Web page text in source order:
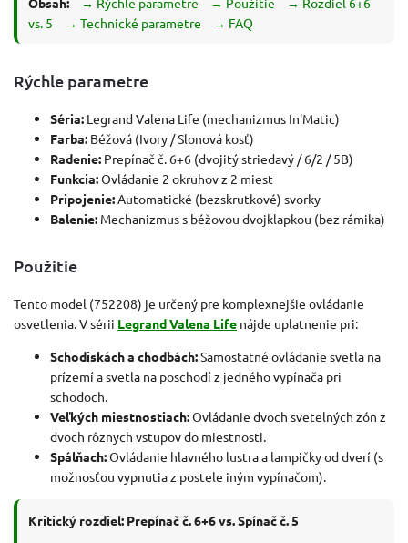
vs. 5
→ Technické parametre → FAQ
Rýchle parametre
Séria: Legrand Valena Life (mechanizmus In'Matic)
Farba: Béžová (Ivory / Slonová kosť)
Radenie: Prepínač č. 6+6 (dvojitý striedavý / 6/2 / 5B)
Funkcia:Ovládanie 2 okruhov z 2 miest
Pripojenie: Automatické (bezskrutkové) svorky
Balenie: Mechanizmus s béžovou dvojklapkou (bez rámika)
Použitie
Tento model (752208) je určený pre komplexnejšie ovládanie
osvetlenia. V sérii Legrand Valena Life nájde uplatnenie pri:
Schodiskách a chodbách:Samostatné ovládanie svetla na
prízemí a svetla na poschodí z jedného vypínača pri
schodoch.
Veľkých miestnostiach:Ovládanie dvoch svetelných zón z
dvoch rôznych vstupov do miestnosti.
Spálňach:Ovládanie hlavného lustra a lampičky od dverí (s
možnosťou vypnutia z postele iným vypínačom).
Kritický rozdiel: Prepínač č. 6+6 vs. Spínač č. 5